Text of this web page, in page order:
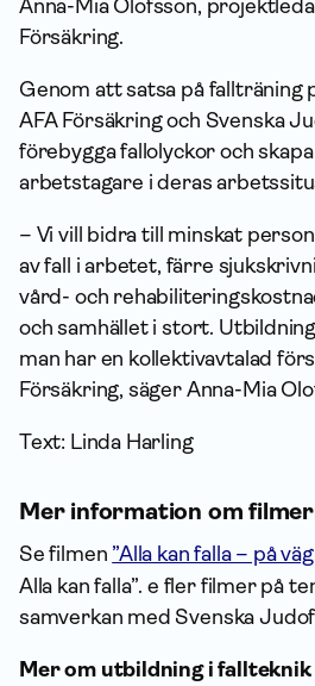
Anna-Mia Olofsson,
Försäkring.
Genom att satsa på fallträning
AFA Försäkring och Svenska
förebygga fallolyckor och
arbetstagare i deras
– Vi vill bidra till minskat
av fall i arbetet, färre
vård- och
och samhället i stort.
man har en kollektivavtalad
Försäkring, säger Anna-Mia
Text: Linda Harling
Mer information om
Se filmen ”Alla kan falla – på
Alla kan falla”. e fler filmer på
samverkan med Svenska
Mer om utbildning i fallteknik